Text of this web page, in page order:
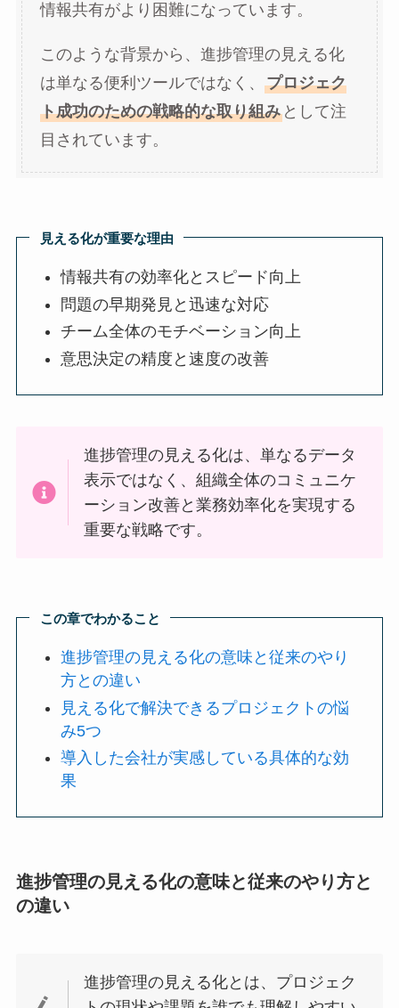
情報共有がより困難になっています。
このような背景から、進捗管理の見える化
は単なる便利ツールではなく、 プロジェク
ト成功のための戦略的な取り組みとして注
目されています。
見える化が重要な理由
情報共有の効率化とスピード向上
問題の早期発見と迅速な対応
チーム全体のモチベーション向上
意思決定の精度と速度の改善
進捗管理の見える化は、単なるデータ
表示ではなく、組織全体のコミュニケ
ーション改善と業務効率化を実現する
重要な戦略です。
この章でわかること
進捗管理の見える化の意味と従来のやり
方との違い
見える化で解決できるプロジェクトの悩
み5つ
導入した会社が実感している具体的な効
果
進捗管理の見える化の意味と従来のやり方と
の違い
進捗管理の見える化とは、プロジェク